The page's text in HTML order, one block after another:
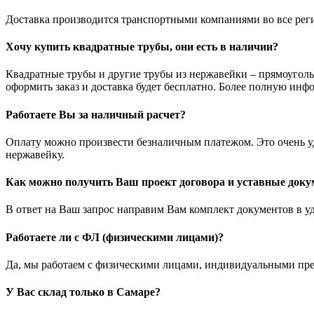
Доставка производится транспортными компаниями во все
Хочу купить квадратные трубы, они есть в наличии?
Квадратные трубы и другие трубы из нержавейки –
оформить заказ и доставка будет бесплатно. Более полную
Работаете Вы за наличный расчет?
Оплату можно произвести безналичным платежом. Это очень
нержавейку.
Как можно получить Ваш проект договора и уставные
В ответ на Ваш запрос направим Вам комплект документов в
Работаете ли с ФЛ (физическими лицами)?
Да, мы работаем с физическими лицами, индивидуальными
У Вас склад только в Самаре?